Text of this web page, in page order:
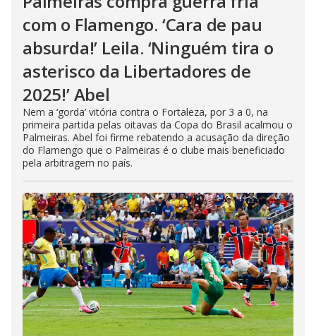
com o Flamengo. ‘Cara de pau
absurda!’ Leila. ‘Ninguém tira o
asterisco da Libertadores de
2025!’ Abel
Nem a ‘gorda’ vitória contra o Fortaleza, por 3 a 0, na
primeira partida pelas oitavas da Copa do Brasil acalmou o
Palmeiras. Abel foi firme rebatendo a acusação da direção
do Flamengo que o Palmeiras é o clube mais beneficiado
pela arbitragem no país.